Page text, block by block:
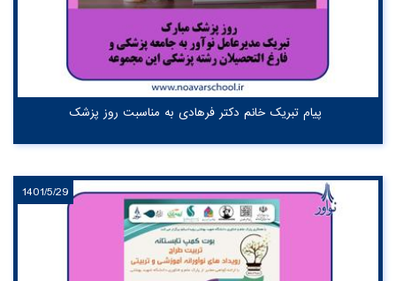
پیام تبریک خانم دکتر فرهادی به مناسبت روز پزشک
1401/5/29